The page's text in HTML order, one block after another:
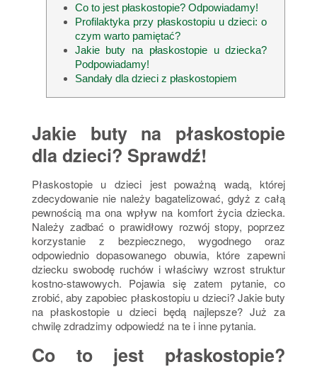
Co to jest płaskostopie? Odpowiadamy!
Profilaktyka przy płaskostopiu u dzieci: o
czym warto pamiętać?
Jakie buty na płaskostopie u dziecka?
Podpowiadamy!
Sandały dla dzieci z płaskostopiem
Jakie buty na płaskostopie
dla dzieci? Sprawdź!
Płaskostopie u dzieci jest poważną wadą, której
zdecydowanie nie należy bagatelizować, gdyż z całą
pewnością ma ona wpływ na komfort życia dziecka.
Należy zadbać o prawidłowy rozwój stopy, poprzez
korzystanie z bezpiecznego, wygodnego oraz
odpowiednio dopasowanego obuwia, które zapewni
dziecku swobodę ruchów i właściwy wzrost struktur
kostno-stawowych. Pojawia się zatem pytanie, co
zrobić, aby zapobiec płaskostopiu u dzieci? Jakie buty
na płaskostopie u dzieci będą najlepsze? Już za
chwilę zdradzimy odpowiedź na te i inne pytania.
Co to jest płaskostopie?